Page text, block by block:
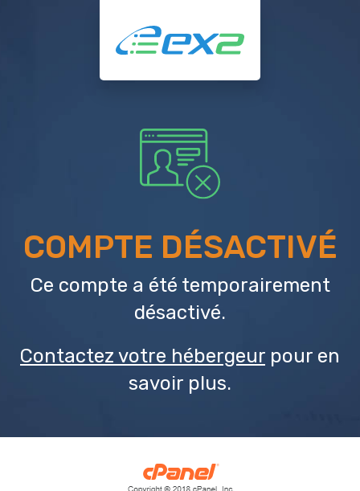
COMPTE DÉSACTIVÉ
Ce compte a été temporairement
désactivé.
Contactez votre hébergeur pour en
savoir plus.